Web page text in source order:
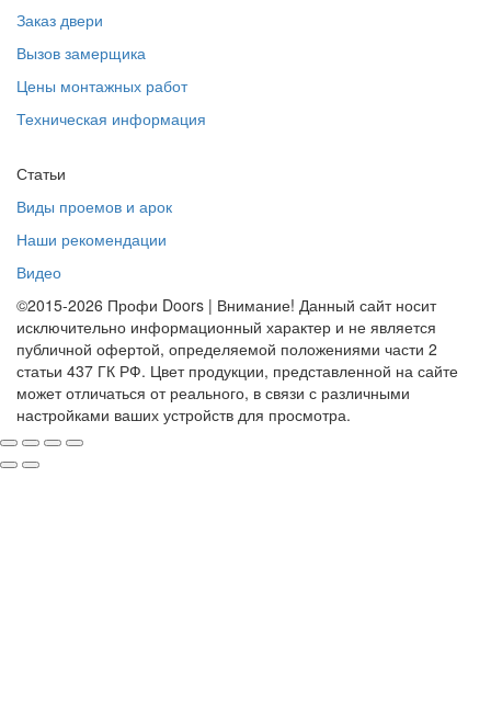
Заказ двери
Вызов замерщика
Цены монтажных работ
Техническая информация
Статьи
Виды проемов и арок
Наши рекомендации
Видео
©2015-2026 Профи Doors | Внимание! Данный сайт носит
исключительно информационный характер и не является
публичной офертой, определяемой положениями части 2
статьи 437 ГК РФ. Цвет продукции, представленной на сайте
может отличаться от реального, в связи с различными
настройками ваших устройств для просмотра.